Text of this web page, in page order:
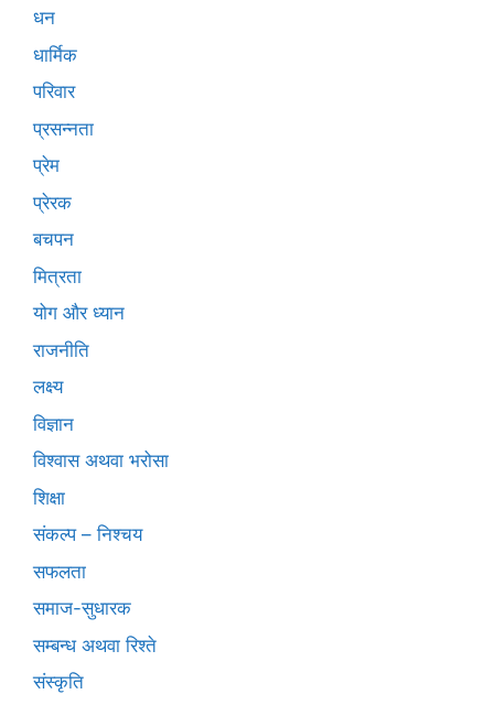
धन
धार्मिक
परिवार
प्रसन्नता
प्रेम
प्रेरक
बचपन
मित्रता
योग और ध्यान
राजनीति
लक्ष्य
विज्ञान
विश्वास अथवा भरोसा
शिक्षा
संकल्प – निश्चय
सफलता
समाज-सुधारक
सम्बन्ध अथवा रिश्ते
संस्कृति